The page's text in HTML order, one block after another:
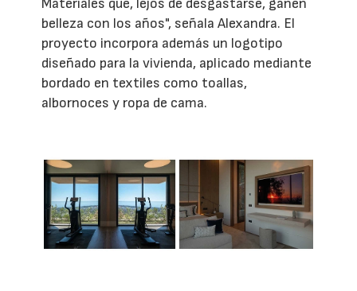
belleza con los años", señala Alexandra. El
proyecto incorpora además un logotipo
diseñado para la vivienda, aplicado mediante
bordado en textiles como toallas,
albornoces y ropa de cama.